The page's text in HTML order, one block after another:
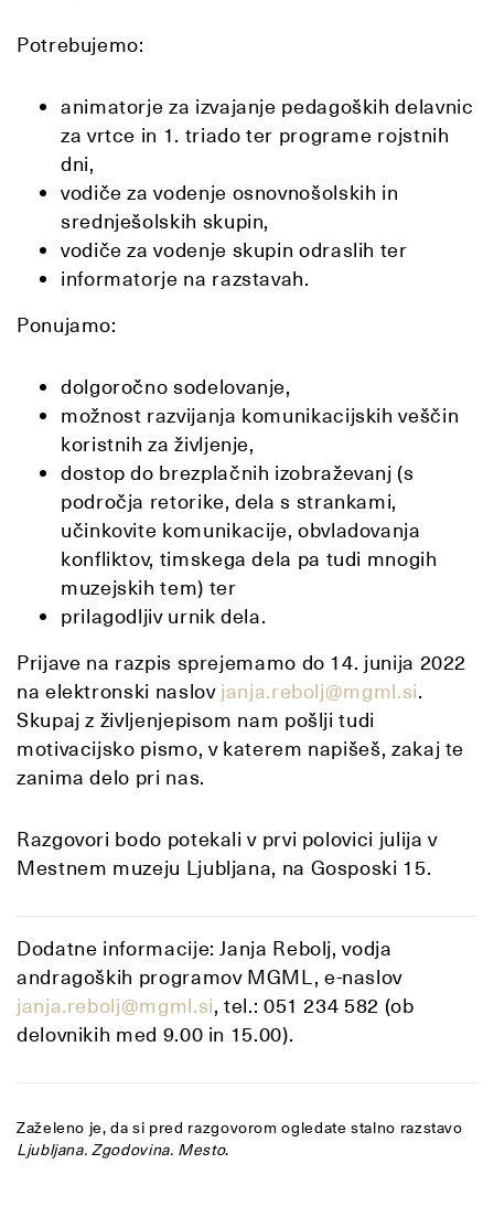
Potrebujemo:
animatorje za izvajanje pedagoških delavnic
za vrtce in 1. triado ter programe rojstnih
dni,
vodiče za vodenje osnovnošolskih in
srednješolskih skupin,
vodiče za vodenje skupin odraslih ter
informatorje na razstavah.
Ponujamo:
dolgoročno sodelovanje,
možnost razvijanja komunikacijskih veščin
koristnih za življenje,
dostop do brezplačnih izobraževanj (s
področja retorike, dela s strankami,
učinkovite komunikacije, obvladovanja
konfliktov, timskega dela pa tudi mnogih
muzejskih tem) ter
prilagodljiv urnik dela.
Prijave na razpis sprejemamo do 14. junija 2022
na elektronski naslov janja.rebolj@mgml.si.
Skupaj z življenjepisom nam pošlji tudi
motivacijsko pismo, v katerem napišeš, zakaj te
zanima delo pri nas.
Razgovori bodo potekali v prvi polovici julija v
Mestnem muzeju Ljubljana, na Gosposki 15.
Dodatne informacije: Janja Rebolj, vodja
andragoških programov MGML, e-naslov
janja.rebolj@mgml.si, tel.: 051 234 582 (ob
delovnikih med 9.00 in 15.00).
Zaželeno je, da si pred razgovorom ogledate stalno razstavo
Ljubljana. Zgodovina. Mesto.